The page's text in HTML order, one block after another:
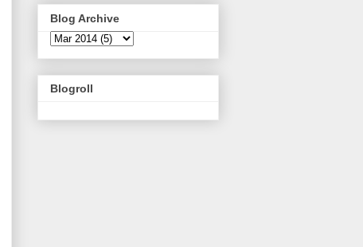
Blog Archive
Blogroll